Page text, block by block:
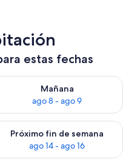
estas fechas
noche, ago 7 - ago 8
Mañana
ago 8 - ago 9
la disponibilidad
fin de semana, ago 7 -
Próximo fin de semana
ago 14 - ago 16
la disponibilidad